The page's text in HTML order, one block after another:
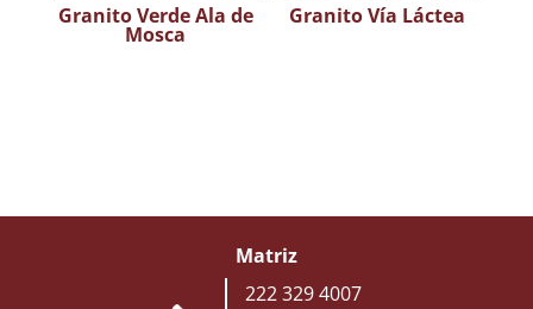
Granito Verde Ala de
Mosca
Granito Vía Láctea
Matriz
222 329 4007